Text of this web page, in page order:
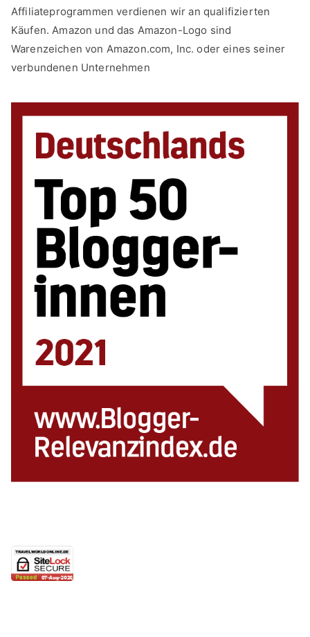
Affiliateprogrammen verdienen wir an qualifizierten
Käufen. Amazon und das Amazon-Logo sind
Warenzeichen von Amazon.com, Inc. oder eines seiner
verbundenen Unternehmen